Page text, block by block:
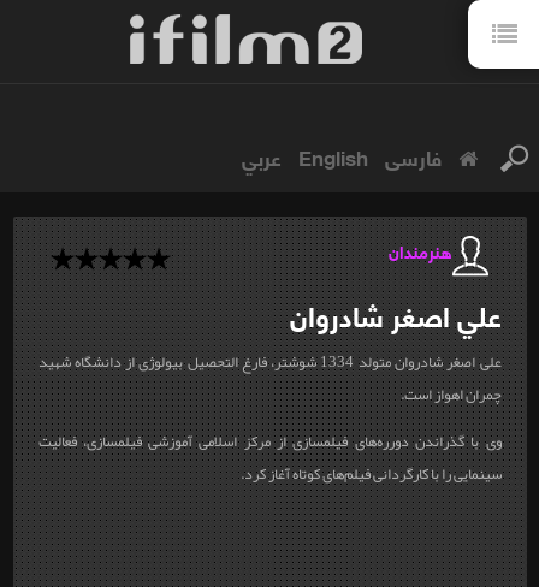
فارسی English عربي
هنرمندان
علي اصغرشادروان
علی اصغر شادروان متولد 1334 شوشتر، فارغ التحصيل بيولوژی از دانشگاه شهيد
چمران اهواز است.
وی با گذراندن دورره‌های فيلمسازی از مركز اسلامی آموزشی فيلمسازی، فعاليت
سينمايی را با كارگردانی فيلم‌های كوتاه آغاز كرد.